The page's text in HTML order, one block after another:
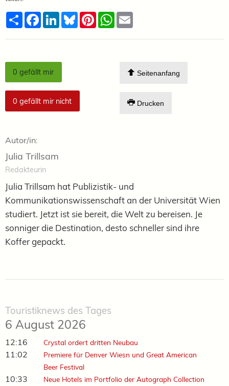
TeilenFacebook
LinkedInBlueskyPinterestWhatsApp
0 gefällt mir
0 gefällt mir nicht
Seitenanfang
Drucken
Autor/in:
Julia Trillsam
Redakteurin
Julia Trillsam hat Publizistik- und
Kommunikationswissenschaft an der Universität Wien
studiert. Jetzt ist sie bereit, die Welt zu bereisen. Je
sonniger die Destination, desto schneller sind ihre
Koffer gepackt.
Touristiknews des Tages
6 August 2026
12:16 Crystal ordert dritten Neubau
11:02
Premiere für Denver Wiesn und Great American
Beer Festival
10:33 Neue Hotels im Portfolio der Autograph Collection